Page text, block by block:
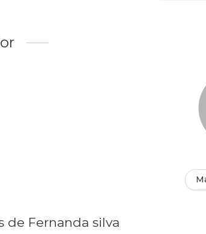
de Fernanda silva